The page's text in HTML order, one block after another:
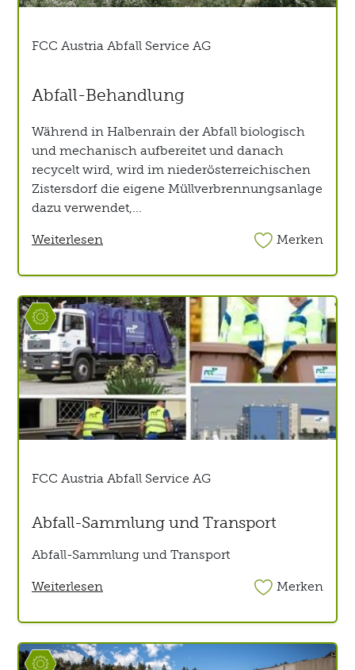
FCC Austria Abfall Service AG
Abfall-Behandlung
Während in Halbenrain der Abfall biologisch
und mechanisch aufbereitet und danach
recycelt wird, wird im niederösterreichischen
Zistersdorf die eigene Müllverbrennungsanlage
dazu verwendet,...
Weiterlesen
Merken
FCC Austria Abfall Service AG
Abfall-Sammlung und Transport
Abfall-Sammlung und Transport
Weiterlesen
Merken